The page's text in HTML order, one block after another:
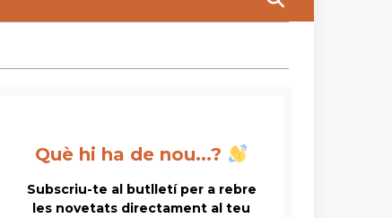
Què hi ha de nou...?
Subscriu-te al butlletí per a rebre
les novetats directament al teu